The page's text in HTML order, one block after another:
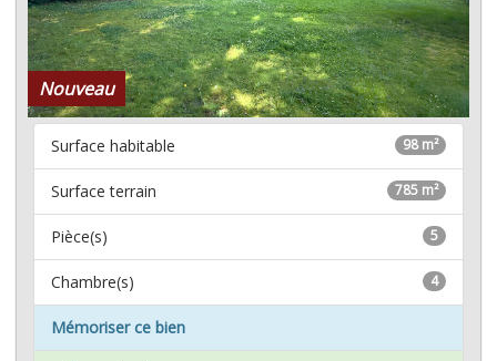
Nouveau
98 m²
Surface habitable
785 m²
Surface terrain
5
Pièce(s)
4
Chambre(s)
Mémoriser ce bien